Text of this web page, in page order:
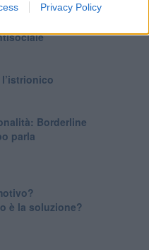
Privacy Policy
Borderline
parla
è la soluzione?